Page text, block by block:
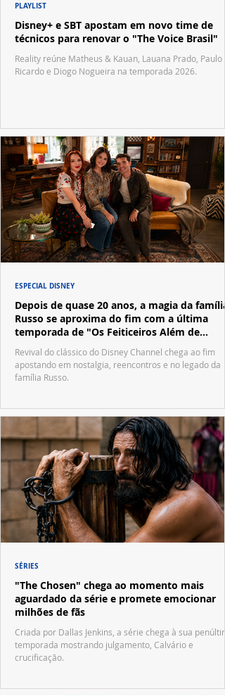
Disney+ e SBT apostam em novo time de
técnicos para renovar o "The Voice Brasil"
Reality reúne Matheus & Kauan, Lauana Prado, Paulo
Ricardo e Diogo Nogueira na temporada 2026.
PLAYLIST
Depois de quase 20 anos, a magia da família
Russo se aproxima do fim com a última
temporada de "Os Feiticeiros Além de
Waverly Place"
Revival do clássico do Disney Channel chega ao fim
apostando em nostalgia, reencontros e no legado da
família Russo.
ESPECIAL DISNEY
"The Chosen" chega ao momento mais
aguardado da série e promete emocionar
milhões de fãs
Criada por Dallas Jenkins, a série chega à sua
temporada mostrando julgamento, Calvário e
crucificação.
SÉRIES